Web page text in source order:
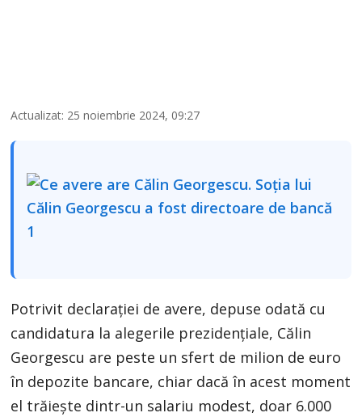
Actualizat: 25 noiembrie 2024, 09:27
Potrivit declarației de avere, depuse odată cu
candidatura la alegerile prezidențiale, Călin
Georgescu are peste un sfert de milion de euro
în depozite bancare, chiar dacă în acest moment
el trăiește dintr-un salariu modest, doar 6.000